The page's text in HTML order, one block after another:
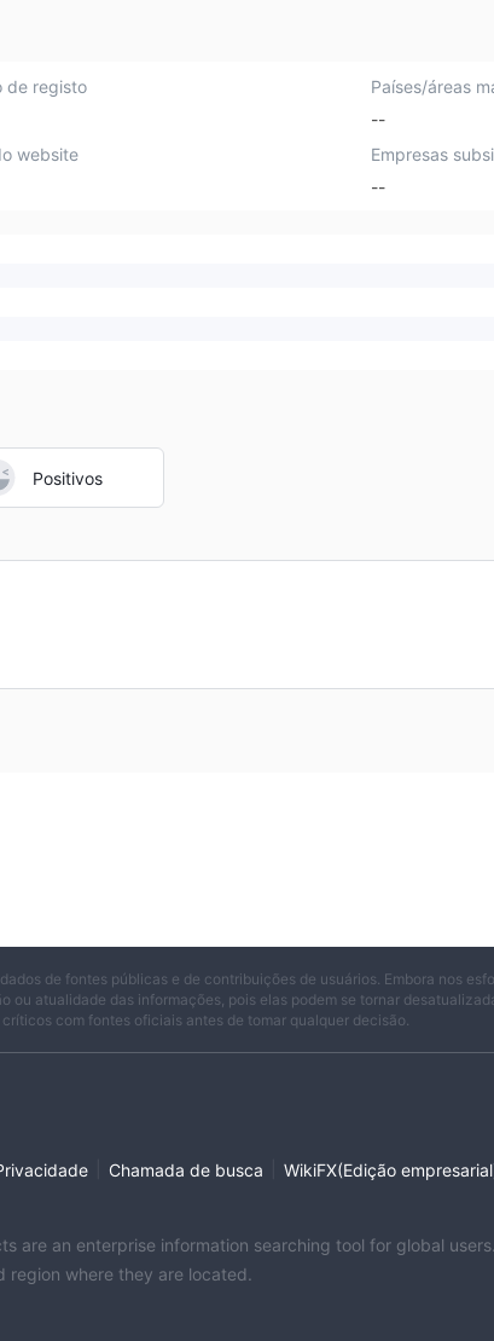
de registo
Países/áreas
--
website
Empresas
--
Positivos
de fontes públicas e de contribuições de usuários. Embora nos
ou atualidade das informações, pois elas podem se tornar
com fontes oficiais antes de tomar qualquer decisão.
Chamada de busca WikiFX(Edição
are an enterprise information searching tool for global
region where they are located.